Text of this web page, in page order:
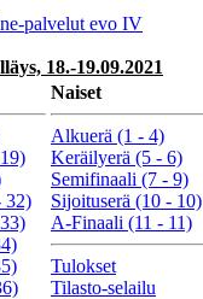
palvelut evo IV
18.-19.09.2021
32)
Naiset
Alkuerä (1 - 4)
Keräilyerä (5 - 6)
Semifinaali (7 - 9)
Sijoituserä (10 - 10)
A-Finaali (11 - 11)
Tulokset
Tilasto-selailu